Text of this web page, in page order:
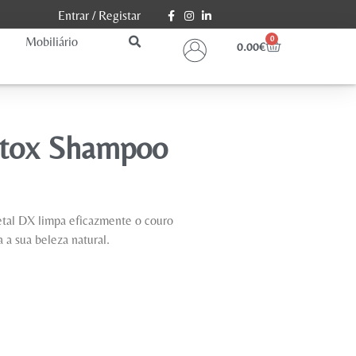
Entrar/ Registar
Mobiliário 0.00€
0
Shampoo
DX limpa eficazmente o couro
sua beleza natural.